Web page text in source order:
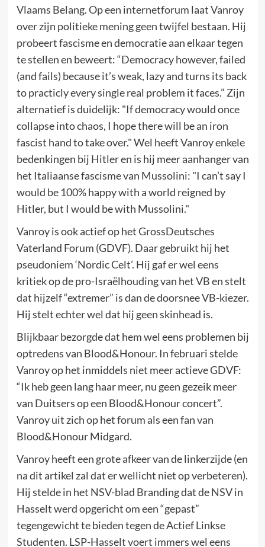
Vlaams Belang. Op een internetforum laat Vanroy
over zijn politieke mening geen twijfel bestaan. Hij
probeert fascisme en democratie aan elkaar tegen
te stellen en beweert: “Democracy however, failed
(and fails) because it’s weak, lazy and turns its back
to practicly every single real problem it faces.” Zijn
alternatief is duidelijk: "If democracy would once
collapse into chaos, I hope there will be an iron
fascist hand to take over." Wel heeft Vanroy enkele
bedenkingen bij Hitler en is hij meer aanhanger van
het Italiaanse fascisme van Mussolini: "I can’t say I
would be 100% happy with a world reigned by
Hitler, but I would be with Mussolini."
Vanroy is ook actief op het GrossDeutsches
Vaterland Forum (GDVF). Daar gebruikt hij het
pseudoniem ‘Nordic Celt’. Hij gaf er wel eens
kritiek op de pro-Israëlhouding van het VB en stelt
dat hijzelf “extremer” is dan de doorsnee VB-kiezer.
Hij stelt echter wel dat hij geen skinhead is.
Blijkbaar bezorgde dat hem wel eens problemen bij
optredens van Blood&Honour. In februari stelde
Vanroy op het inmiddels niet meer actieve GDVF:
“Ik heb geen lang haar meer, nu geen gezeik meer
van Duitsers op een Blood&Honour concert”.
Vanroy uit zich op het forum als een fan van
Blood&Honour Midgard.
Vanroy heeft een grote afkeer van de linkerzijde (en
na dit artikel zal dat er wellicht niet op verbeteren).
Hij stelde in het NSV-blad Branding dat de NSV in
Hasselt werd opgericht om een “gepast”
tegengewicht te bieden tegen de Actief Linkse
Studenten. LSP-Hasselt voert immers wel eens